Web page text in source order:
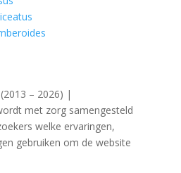
– 2026) |
met zorg samengesteld
welke ervaringen,
gebruiken om de website